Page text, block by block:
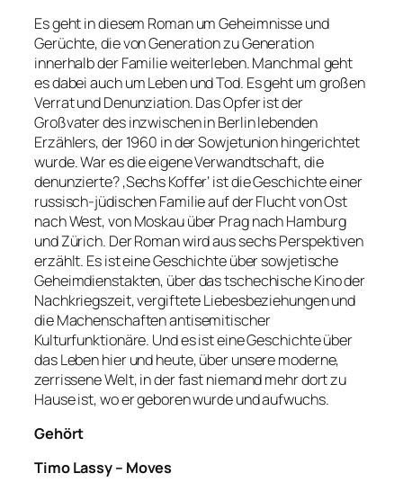
Es geht in diesem Roman um Geheimnisse und
Gerüchte, die von Generation zu Generation
innerhalb der Familie weiterleben. Manchmal geht
es dabei auch um Leben und Tod. Es geht um großen
Verrat und Denunziation. Das Opfer ist der
Großvater des inzwischen in Berlin lebenden
Erzählers, der 1960 in der Sowjetunion hingerichtet
wurde. War es die eigene Verwandtschaft, die
denunzierte? ‚Sechs Koffer‘ ist die Geschichte einer
russisch-jüdischen Familie auf der Flucht von Ost
nach West, von Moskau über Prag nach Hamburg
und Zürich. Der Roman wird aus sechs Perspektiven
erzählt. Es ist eine Geschichte über sowjetische
Geheimdienstakten, über das tschechische Kino der
Nachkriegszeit, vergiftete Liebesbeziehungen und
die Machenschaften antisemitischer
Kulturfunktionäre. Und es ist eine Geschichte über
das Leben hier und heute, über unsere moderne,
zerrissene Welt, in der fast niemand mehr dort zu
Hause ist, wo er geboren wurde und aufwuchs.
Gehört
Timo Lassy – Moves